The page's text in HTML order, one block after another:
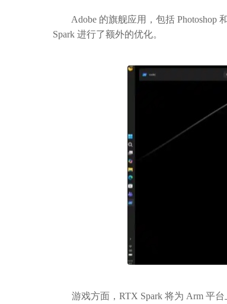
Adobe 的旗舰应用，包括 Photoshop
Spark 进行了额外的优化。
游戏方面，RTX Spark 将为 Arm 平台